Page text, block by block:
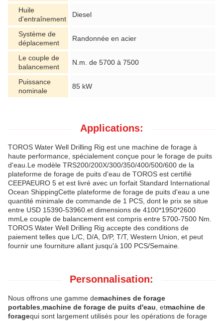
Huile
d'entraînement
Diesel
Système de
déplacement
Randonnée en acier
Le couple de
balancement
N.m. de 5700 à 7500
Puissance
nominale
85 kW
Applications:
TOROS Water Well Drilling Rig est une machine de forage à
haute performance, spécialement conçue pour le forage de puits
d'eau.Le modèle TRS200/200X/300/350/400/500/600 de la
plateforme de forage de puits d'eau de TOROS est certifié
CEEPAEURO 5 et est livré avec un forfait Standard International
Ocean ShippingCette plateforme de forage de puits d'eau a une
quantité minimale de commande de 1 PCS, dont le prix se situe
entre USD 15390-53960.et dimensions de 4100*1950*2600
mmLe couple de balancement est compris entre 5700-7500 Nm.
TOROS Water Well Drilling Rig accepte des conditions de
paiement telles que L/C, D/A, D/P, T/T, Western Union, et peut
fournir une fourniture allant jusqu'à 100 PCS/Semaine.
Personnalisation:
Nous offrons une gamme demachines de forage
portables,machine de forage de puits d'eau, etmachine de
foragequi sont largement utilisés pour les opérations de forage